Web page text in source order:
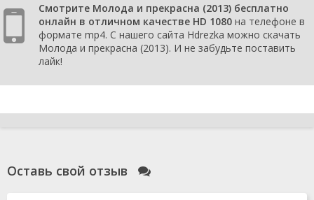
Смотрите Молода и прекрасна (2013) бесплатно
онлайн в отличном качестве HD 1080 на телефоне в
формате mp4. С нашего сайта Hdrezka можно скачать
Молода и прекрасна (2013). И не забудьте поставить
лайк!
Оставь свой отзыв